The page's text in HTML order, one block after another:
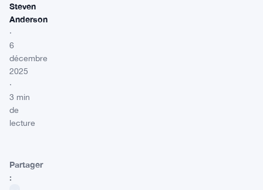
Steven
Anderson
·
6
décembre
2025
·
3 min
de
lecture
Partager
: